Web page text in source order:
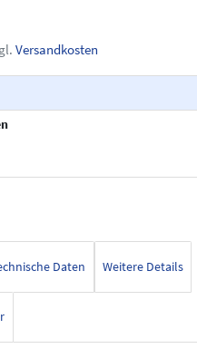
Versandkosten
Daten Weitere Details